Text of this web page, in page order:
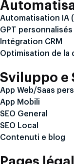
Automatisation IA
GPT personnalisés
Intégration CRM
Optimisation de la
Sviluppo e
App Web/Saas
App Mobili
SEO General
SEO Local
Contenuti e blog